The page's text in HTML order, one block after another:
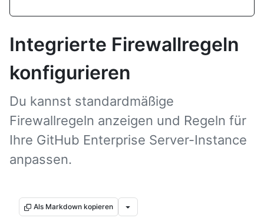
Integrierte Firewallregeln
konfigurieren
Du kannst standardmäßige
Firewallregeln anzeigen und Regeln für
Ihre GitHub Enterprise Server-Instance
anpassen.
Als Markdown kopieren